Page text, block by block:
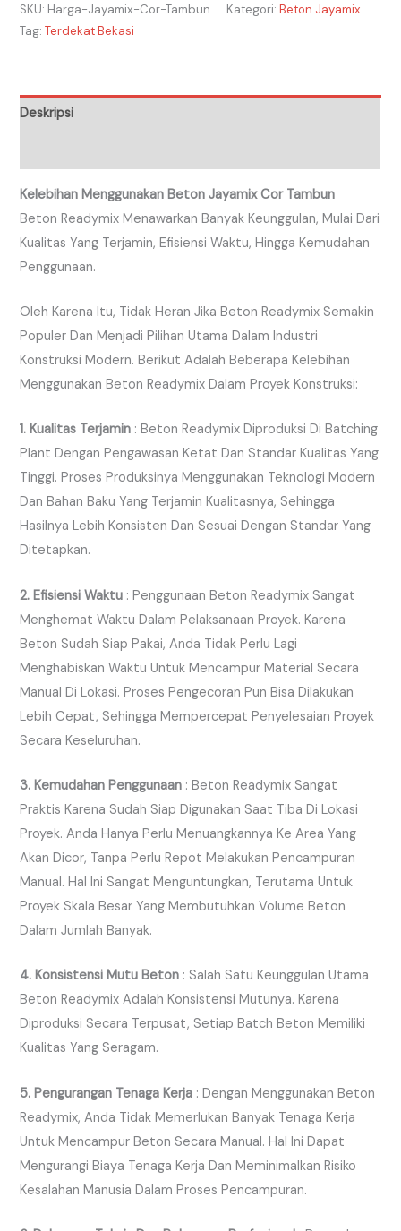
SKU: Harga-Jayamix-Cor-Tambun Kategori:Beton Jayamix
Tag:Terdekat Bekasi
Deskripsi
Kelebihan Menggunakan Beton Jayamix Cor Tambun
Beton Readymix Menawarkan Banyak Keunggulan, Mulai Dari
Kualitas Yang Terjamin, Efisiensi Waktu, Hingga Kemudahan
Penggunaan.
Oleh Karena Itu, Tidak Heran Jika Beton Readymix Semakin
Populer Dan Menjadi Pilihan Utama Dalam Industri
Konstruksi Modern. Berikut Adalah Beberapa Kelebihan
Menggunakan Beton Readymix Dalam Proyek Konstruksi:
1. Kualitas Terjamin : Beton Readymix Diproduksi Di Batching
Plant Dengan Pengawasan Ketat Dan Standar Kualitas Yang
Tinggi. Proses Produksinya Menggunakan Teknologi Modern
Dan Bahan Baku Yang Terjamin Kualitasnya, Sehingga
Hasilnya Lebih Konsisten Dan Sesuai Dengan Standar Yang
Ditetapkan.
2. Efisiensi Waktu : Penggunaan Beton Readymix Sangat
Menghemat Waktu Dalam Pelaksanaan Proyek. Karena
Beton Sudah Siap Pakai, Anda Tidak Perlu Lagi
Menghabiskan Waktu Untuk Mencampur Material Secara
Manual Di Lokasi. Proses Pengecoran Pun Bisa Dilakukan
Lebih Cepat, Sehingga Mempercepat Penyelesaian Proyek
Secara Keseluruhan.
3. Kemudahan Penggunaan : Beton Readymix Sangat
Praktis Karena Sudah Siap Digunakan Saat Tiba Di Lokasi
Proyek. Anda Hanya Perlu Menuangkannya Ke Area Yang
Akan Dicor, Tanpa Perlu Repot Melakukan Pencampuran
Manual. Hal Ini Sangat Menguntungkan, Terutama Untuk
Proyek Skala Besar Yang Membutuhkan Volume Beton
Dalam Jumlah Banyak.
4. Konsistensi Mutu Beton : Salah Satu Keunggulan Utama
Beton Readymix Adalah Konsistensi Mutunya. Karena
Diproduksi Secara Terpusat, Setiap Batch Beton Memiliki
Kualitas Yang Seragam.
5. Pengurangan Tenaga Kerja : Dengan Menggunakan Beton
Readymix, Anda Tidak Memerlukan Banyak Tenaga Kerja
Untuk Mencampur Beton Secara Manual. Hal Ini Dapat
Mengurangi Biaya Tenaga Kerja Dan Meminimalkan Risiko
Kesalahan Manusia Dalam Proses Pencampuran.